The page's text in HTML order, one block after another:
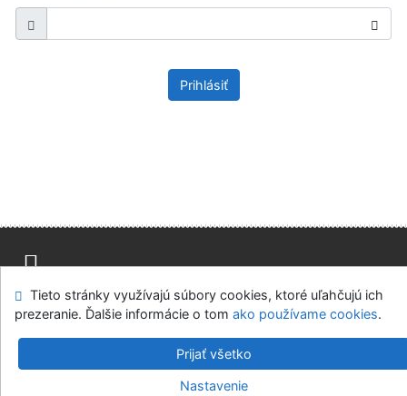
Prihlásiť
Mapa stránok Prístupnosť
Súkromie
Modul OpenSearch
Napíšte nám Nastavenie cookies
Knižnica Ružinov Bratislava
v.4.8.63a-Cosmotron Slovakia, s.r.o.
Tieto stránky využívajú súbory cookies, ktoré uľahčujú ich
prezeranie. Ďalšie informácie o tom ako používame cookies.
Prijať všetko
Nastavenie